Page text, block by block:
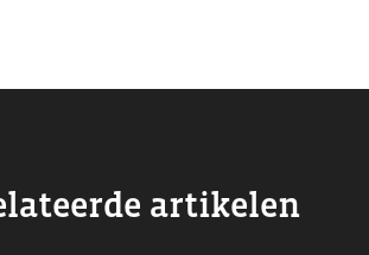
artikelen